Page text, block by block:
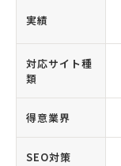
実績
対応サイト種
類
得意業界
SEO対策